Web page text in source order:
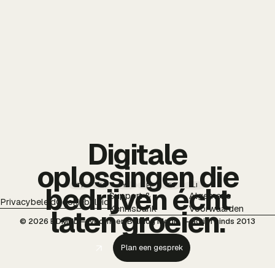
TT IG YT PI FB LI
PrivacybeleidCookiebeleid
Support &
Kennisbank
Algemene
Voorwaarden
© 2026 BDMNL — voorheen Bulldog Media — actief sinds 2013
Digitale
oplossingen die
bedrijven écht
laten groeien.
Plan een gesprek